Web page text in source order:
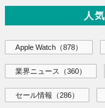
人
Apple Watch （878）
業界ニュース （360）
セール情報 （286）